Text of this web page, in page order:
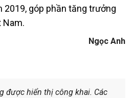
2019, góp phần tăng trưởng
Nam.
Ngọc Anh
được hiển thị công khai. Các